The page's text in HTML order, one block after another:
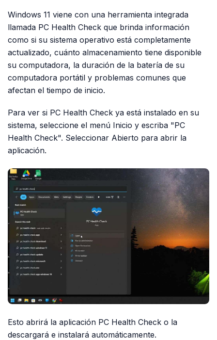
Windows 11 viene con una herramienta integrada
llamada PC Health Check que brinda información
como si su sistema operativo está completamente
actualizado, cuánto almacenamiento tiene disponible
su computadora, la duración de la batería de su
computadora portátil y problemas comunes que
afectan el tiempo de inicio.
Para ver si PC Health Check ya está instalado en su
sistema, seleccione el menú Inicio y escriba "PC
Health Check". Seleccionar Abierto para abrir la
aplicación.
Esto abrirá la aplicación PC Health Check o la
descargará e instalará automáticamente.